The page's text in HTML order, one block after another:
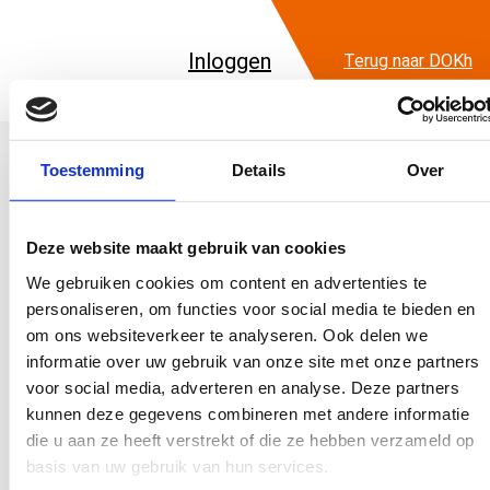
Toestemming Details Over
Deze website maakt gebruik van cookies
We gebruiken cookies om content en advertenties te
personaliseren, om functies voor social media te bieden en
om ons websiteverkeer te analyseren. Ook delen we
informatie over uw gebruik van onze site met onze partners
voor social media, adverteren en analyse. Deze partners
kunnen deze gegevens combineren met andere informatie
die u aan ze heeft verstrekt of die ze hebben verzameld op
basis van uw gebruik van hun services.
Inloggen Terug naar DOKh
Inloggen
Heb je al een account? Dan kun je hieronder inloggen.
Heb je nog geen account? Dan kun je hierjouw nieuwe
account aanmaken.
Gebruikersnaam en/of e-mailadres